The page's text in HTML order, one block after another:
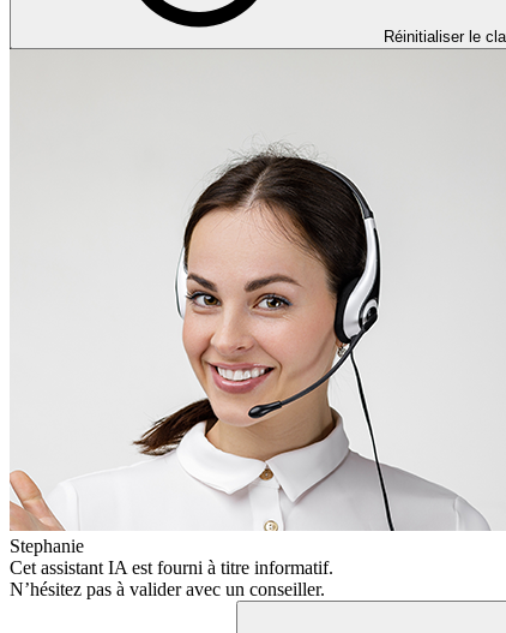
Réinitialiser le
Stephanie
Cet assistant IA est fourni à titre informatif.
N’hésitez pas à valider avec un conseiller.